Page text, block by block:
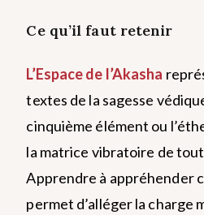
Ce qu’il faut retenir
L’Espace de l’Akasha
textes de la sagesse
cinquième élément ou
la matrice vibratoire de
Apprendre à appréhender
permet d’alléger la charge